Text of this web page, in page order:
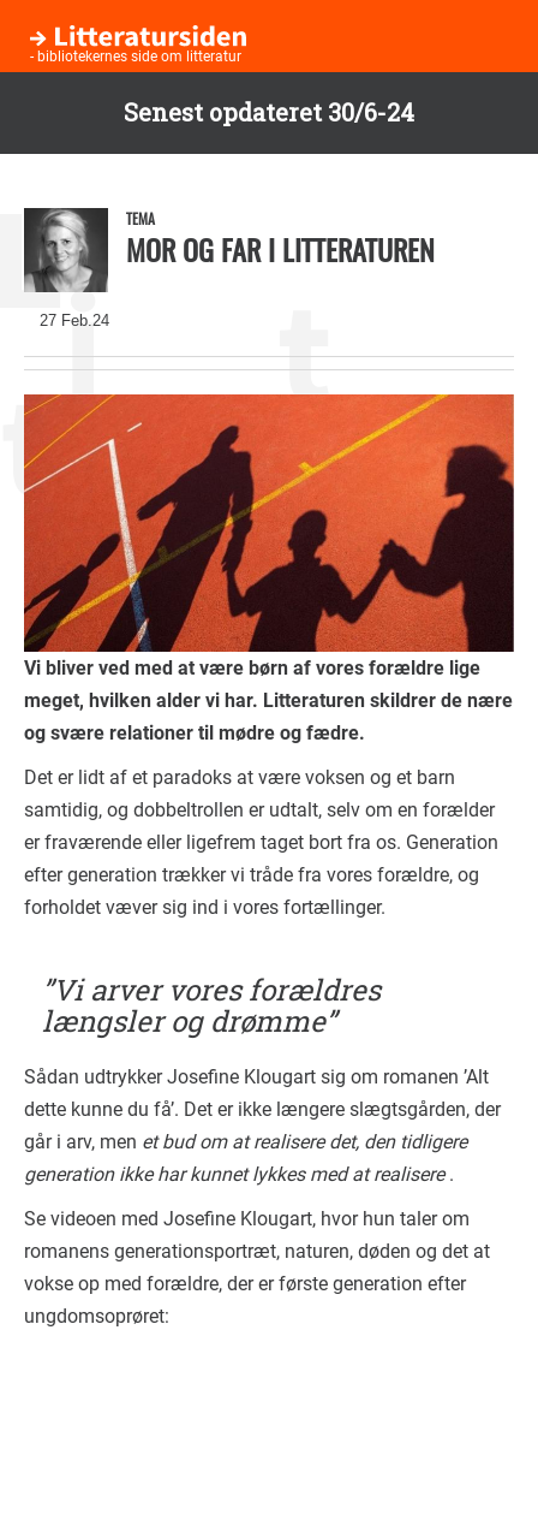
Senest opdateret 30/6-24
hovedindhold
- bibliotekernes side om litteratur
27 Feb.24
TEMA
MOR OG FAR I LITTERATUREN
Vi bliver ved med at være børn af vores forældre lige
meget, hvilken alder vi har. Litteraturen skildrer de nære
og svære relationer til mødre og fædre.
Det er lidt af et paradoks at være voksen og et barn
samtidig, og dobbeltrollen er udtalt, selv om en forælder
er fraværende eller ligefrem taget bort fra os. Generation
efter generation trækker vi tråde fra vores forældre, og
forholdet væver sig ind i vores fortællinger.
”Vi arver vores forældres
længsler og drømme”
Sådan udtrykker Josefine Klougart sig om romanen ’Alt
dette kunne du få’. Det er ikke længere slægtsgården, der
går i arv, men et bud om at realisere det, den tidligere
generation ikke har kunnet lykkes med at realisere.
Se videoen med Josefine Klougart, hvor hun taler om
romanens generationsportræt, naturen, døden og det at
vokse op med forældre, der er første generation efter
ungdomsoprøret: